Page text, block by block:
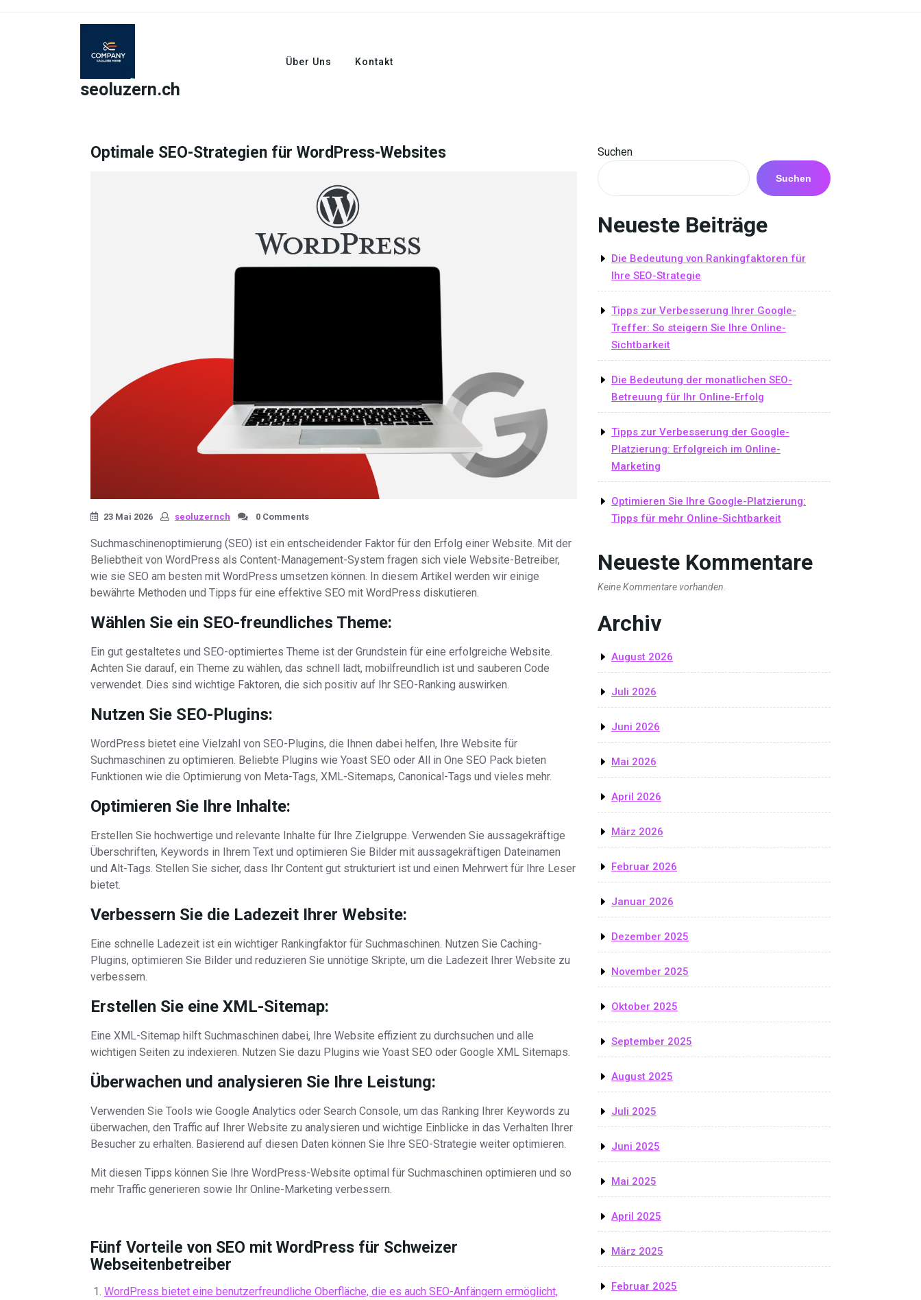
seoluzern.ch
Über Uns Kontakt
Optimale SEO-Strategien für WordPress-Websites
23 Mai 2026 seoluzernch 0 Comments
Suchmaschinenoptimierung (SEO) ist ein entscheidender Faktor für den Erfolg einer Website. Mit der
Beliebtheit von WordPress als Content-Management-System fragen sich viele Website-Betreiber,
wie sie SEO am besten mit WordPress umsetzen können. In diesem Artikel werden wir einige
bewährte Methoden und Tipps für eine effektive SEO mit WordPress diskutieren.
Wählen Sie ein SEO-freundliches Theme:
Ein gut gestaltetes und SEO-optimiertes Theme ist der Grundstein für eine erfolgreiche Website.
Achten Sie darauf, ein Theme zu wählen, das schnell lädt, mobilfreundlich ist und sauberen Code
verwendet. Dies sind wichtige Faktoren, die sich positiv auf Ihr SEO-Ranking auswirken.
Nutzen Sie SEO-Plugins:
WordPress bietet eine Vielzahl von SEO-Plugins, die Ihnen dabei helfen, Ihre Website für
Suchmaschinen zu optimieren. Beliebte Plugins wie Yoast SEO oder All in One SEO Pack bieten
Funktionen wie die Optimierung von Meta-Tags, XML-Sitemaps, Canonical-Tags und vieles mehr.
Optimieren Sie Ihre Inhalte:
Erstellen Sie hochwertige und relevante Inhalte für Ihre Zielgruppe. Verwenden Sie aussagekräftige
Überschriften, Keywords in Ihrem Text und optimieren Sie Bilder mit aussagekräftigen Dateinamen
und Alt-Tags. Stellen Sie sicher, dass Ihr Content gut strukturiert ist und einen Mehrwert für Ihre Leser
bietet.
Verbessern Sie die Ladezeit Ihrer Website:
Eine schnelle Ladezeit ist ein wichtiger Rankingfaktor für Suchmaschinen. Nutzen Sie Caching-
Plugins, optimieren Sie Bilder und reduzieren Sie unnötige Skripte, um die Ladezeit Ihrer Website zu
verbessern.
Erstellen Sie eine XML-Sitemap:
Eine XML-Sitemap hilft Suchmaschinen dabei, Ihre Website effizient zu durchsuchen und alle
wichtigen Seiten zu indexieren. Nutzen Sie dazu Plugins wie Yoast SEO oder Google XML Sitemaps.
Überwachen und analysieren Sie Ihre Leistung:
Verwenden Sie Tools wie Google Analytics oder Search Console, um das Ranking Ihrer Keywords zu
überwachen, den Traffic auf Ihrer Website zu analysieren und wichtige Einblicke in das Verhalten Ihrer
Besucher zu erhalten. Basierend auf diesen Daten können Sie Ihre SEO-Strategie weiter optimieren.
Mit diesen Tipps können Sie Ihre WordPress-Website optimal für Suchmaschinen optimieren und so
mehr Traffic generieren sowie Ihr Online-Marketing verbessern.
Fünf Vorteile von SEO mit WordPress für Schweizer
Webseitenbetreiber
WordPress bietet eine benutzerfreundliche Oberfläche, die es auch SEO-Anfängern ermöglicht,
Suchen
Suchen
Neueste Beiträge
Die Bedeutung von Rankingfaktoren für
Ihre SEO-Strategie
Tipps zur Verbesserung Ihrer Google-
Treffer: So steigern Sie Ihre Online-
Sichtbarkeit
Die Bedeutung der monatlichen SEO-
Betreuung für Ihr Online-Erfolg
Tipps zur Verbesserung der Google-
Platzierung: Erfolgreich im Online-
Marketing
Optimieren Sie Ihre Google-Platzierung:
Tipps für mehr Online-Sichtbarkeit
Neueste Kommentare
Keine Kommentare vorhanden.
Archiv
August 2026
Juli 2026
Juni 2026
Mai 2026
April 2026
März 2026
Februar 2026
Januar 2026
Dezember 2025
November 2025
Oktober 2025
September 2025
August 2025
Juli 2025
Juni 2025
Mai 2025
April 2025
März 2025
Februar 2025